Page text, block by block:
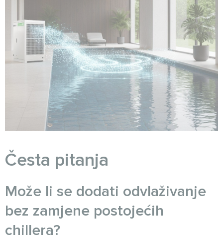
Česta pitanja
Može li se dodati odvlaživanje
bez zamjene postojećih
chillera?